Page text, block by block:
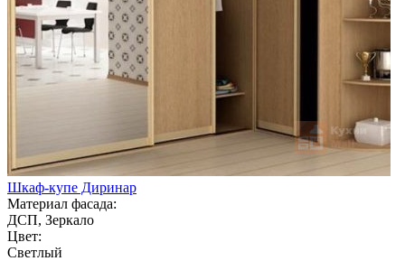
Шкаф-купе Диринар
Материал фасада:
ДСП, Зеркало
Цвет:
Светлый